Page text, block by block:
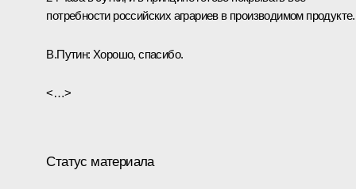
потребности российских аграриев в производимом продукте.
В.Путин: Хорошо, спасибо.
<…>
Статус материала